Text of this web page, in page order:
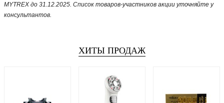
MYTREX до 31.12.2025. Список товаров-участников акции уточняйте у
консультантов.
ХИТЫ ПРОДАЖ